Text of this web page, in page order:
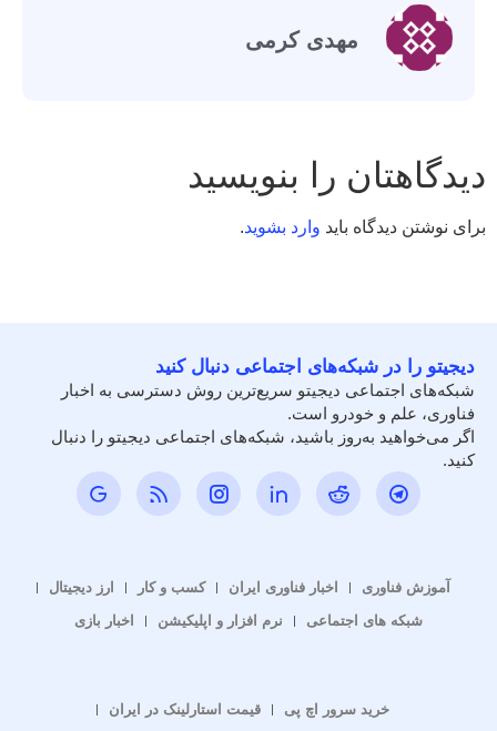
مهدی کرمی
دیدگاهتان را بنویسید
برای نوشتن دیدگاه باید وارد بشوید.
دیجیتو را در شبکه‌های اجتماعی دنبال کنید
شبکه‌های اجتماعی دیجیتو سریع‌ترین روش دسترسی به اخبار
فناوری، علم و خودرو است.
اگر می‌خواهید به‌روز باشید، شبکه‌های اجتماعی دیجیتو را دنبال
کنید.
آموزش فناوری اخبار فناوری ایران کسب و کار
ارز دیجیتال
شبکه های اجتماعی
نرم افزار و اپلیکیشن اخبار بازی
خرید سرور اچ پی قیمت استارلینک در ایران